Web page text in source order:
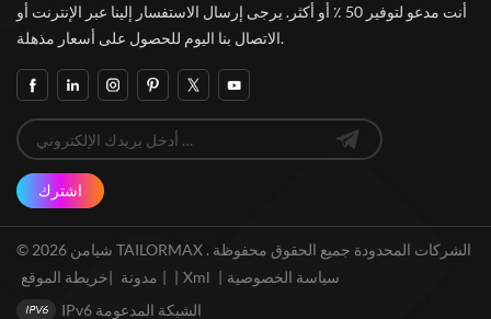
أنت مدعو لتوفير 50 ٪ أو أكثر. يرجى إرسال الاستفسار إلينا عبر الإنترنت أو
الاتصال بنا اليوم للحصول على أسعار مذهلة.
اشترك
© 2026 شيامن TAILORMAX الشركات المحدودة جميع الحقوق محفوظة .
| مدونة | | Xml | سياسة الخصوصية
IPv6 الشبكة المدعومة